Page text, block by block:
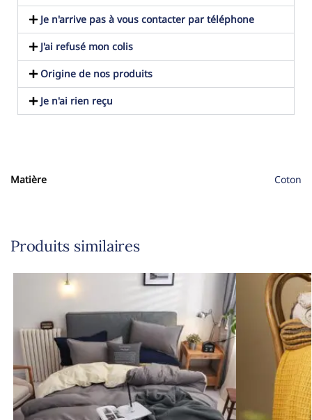
Je n'arrive pas à vous contacter par téléphone
J'ai refusé mon colis
Origine de nos produits
Je n'ai rien reçu
Matière Coton
Produits similaires